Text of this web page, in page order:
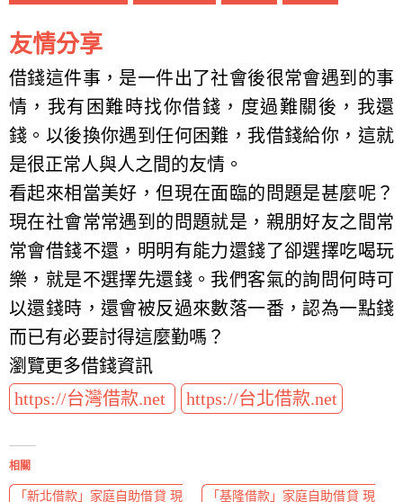
友情分享
借錢這件事，是一件出了社會後很常會遇到的事
情，我有困難時找你借錢，度過難關後，我還
錢。以後換你遇到任何困難，我借錢給你，這就
是很正常人與人之間的友情。
看起來相當美好，但現在面臨的問題是甚麼呢？
現在社會常常遇到的問題就是，親朋好友之間常
常會借錢不還，明明有能力還錢了卻選擇吃喝玩
樂，就是不選擇先還錢。我們客氣的詢問何時可
以還錢時，還會被反過來數落一番，認為一點錢
而已有必要討得這麼勤嗎？
瀏覽更多借錢資訊
https://台灣借款.net
https://台北借款.net
相關
「新北借款」家庭自助借貸 現 「基隆借款」家庭自助借貸 現